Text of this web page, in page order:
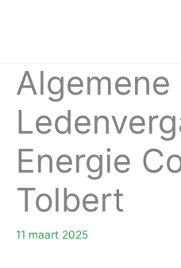
inhoudAlgemene
Energie
Tolbert
11 maart 2025